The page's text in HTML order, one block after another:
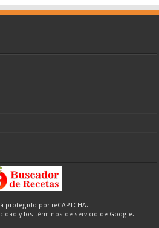
protegido por reCAPTCHA.
y los términos de servicio de Google.